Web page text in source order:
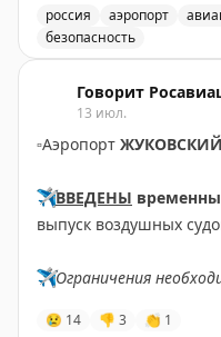
✈️ Говорит Росавиация
россия аэропорт
безопасность
Говорит
13 июл.
▫️Аэропорт ЖУКОВСКИЙ
✈️ВВЕДЕНЫ
выпуск воздушных
✈️Ограничения
😢 14 👎 3 👏 1